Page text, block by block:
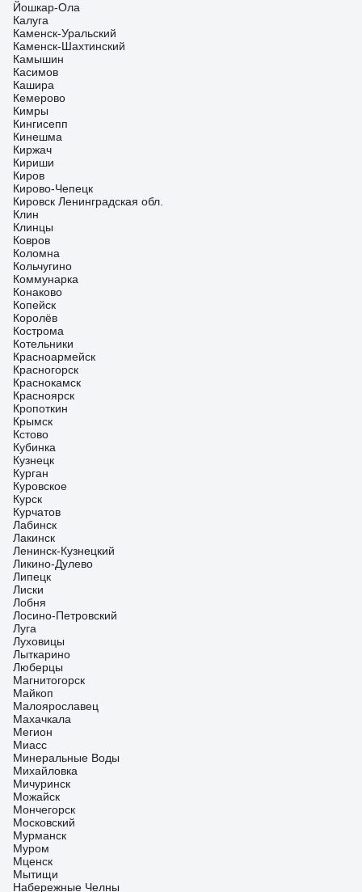
Йошкар-Ола
Калуга
Каменск-Уральский
Каменск-Шахтинский
Камышин
Касимов
Кашира
Кемерово
Кимры
Кингисепп
Кинешма
Киржач
Кириши
Киров
Кирово-Чепецк
Кировск Ленинградская обл.
Клин
Клинцы
Ковров
Коломна
Кольчугино
Коммунарка
Конаково
Копейск
Королёв
Кострома
Котельники
Красноармейск
Красногорск
Краснокамск
Красноярск
Кропоткин
Крымск
Кстово
Кубинка
Кузнецк
Курган
Куровское
Курск
Курчатов
Лабинск
Лакинск
Ленинск-Кузнецкий
Ликино-Дулево
Липецк
Лиски
Лобня
Лосино-Петровский
Луга
Луховицы
Лыткарино
Люберцы
Магнитогорск
Майкоп
Малоярославец
Махачкала
Мегион
Миасс
Минеральные Воды
Михайловка
Мичуринск
Можайск
Мончегорск
Московский
Мурманск
Муром
Мценск
Мытищи
Набережные Челны